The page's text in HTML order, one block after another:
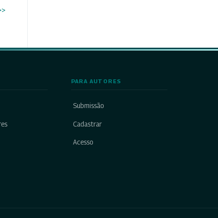
PARA AUTORES
Submissão
Cadastrar
Acesso